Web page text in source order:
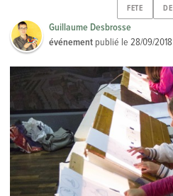
FETE DE
Guillaume Desbrosse
événement publié le28/09/2018